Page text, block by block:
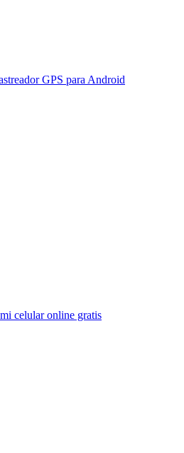
GPS para Android
celular online gratis